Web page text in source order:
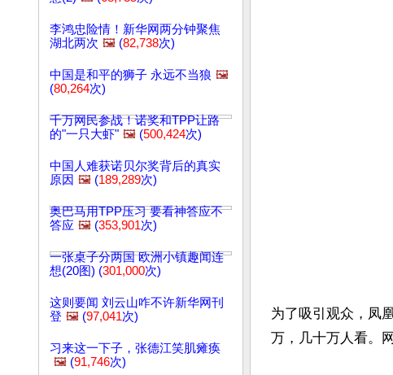
李鸿忠险情！新华网两分钟聚焦
湖北两次 🖼️ (82,738次)
中国是和平的狮子 永远不当狼 🖼️
(80,264次)
千万网民参战！诺奖和TPP让路
的"一只大虾" 🖼️ (500,424次)
中国人难获诺贝尔奖背后的真实
原因 🖼️ (189,289次)
奥巴马用TPP压习 要看神答应不
答应 🖼️ (353,901次)
一张桌子分两国 欧洲小镇趣闻连
想(20图) (301,000次)
这则要闻 刘云山咋不许新华网刊
登 🖼️ (97,041次)
习来这一下子，张德江笑肌瘫痪
🖼️ (91,746次)
为了吸引观众，凤
万，几十万人看。